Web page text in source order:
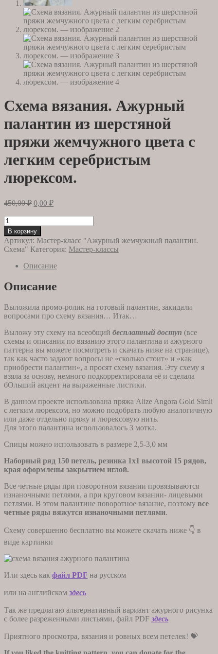
Схема вязания. Ажурный
палантин из шерстяной
пряжи жемчужного цвета с
легким серебристым
люрексом.
450,00₽ Первоначальная
составляла
450,00 ₽.
0,00 ₽Текущая
Количество
товара
Схема
вязания.
Ажурный
палантин
шерстяной
пряжи
цвета
с
серебристым
люрексом.
В корзину
Артикул: Мастер-класс "Ажурный жемчужный палантин.
Схема" Категория: Мастер-классы
Описание
Описание
Выложила промо-ролик на готовый палантин, закидали
вопросами про схему вязания… Итак…
Выложу эту схему на всеобщий бесплатный доступ (все
схемы и описания по вязанию этого палантина и ажурного
паттерна вы можете посмотреть и скачать ниже на странице),
так как часто задают вопросы не «сколько стоит» и «как
приобрести палантин», а просят схему вязания. Эту схему я
взяла за основу, немного подкорректировала её и сделала
бОльший акцент на выраженные листики.
В данном проекте использована пряжа Alize Angora Gold Simli
с легким люрексом, но можно подобрать любую аналогичную
или даже отдельно пряжу и люрексовую нить.
Для этого палантина использовалось 3 мотка.
Спицы можно использовать в размере 2,5-3,0 мм
Наборный ряд 150 петель, резинка 1х1 высотой 15 рядов,
края оформлены закрытием иглой.
Все четные ряды при поворотном вязании провязываются
изнаночными петлями, а при круговом вязании- лицевыми
петлями. В этом палантине поворотное вязание, поэтому все
четные ряды вяжутся изнаночными петлями.
Схему совершенно бесплатно вы можете скачать ниже 👇 в
виде картинки
Или здесь как файл PDF на русском
или на английском здесь
Так же предлагаю альтернативный вариант ажурного рисунка
с более разреженными листьями, файл PDF здесь
Приятного просмотра, вязания и ровных всем петелек! 💝